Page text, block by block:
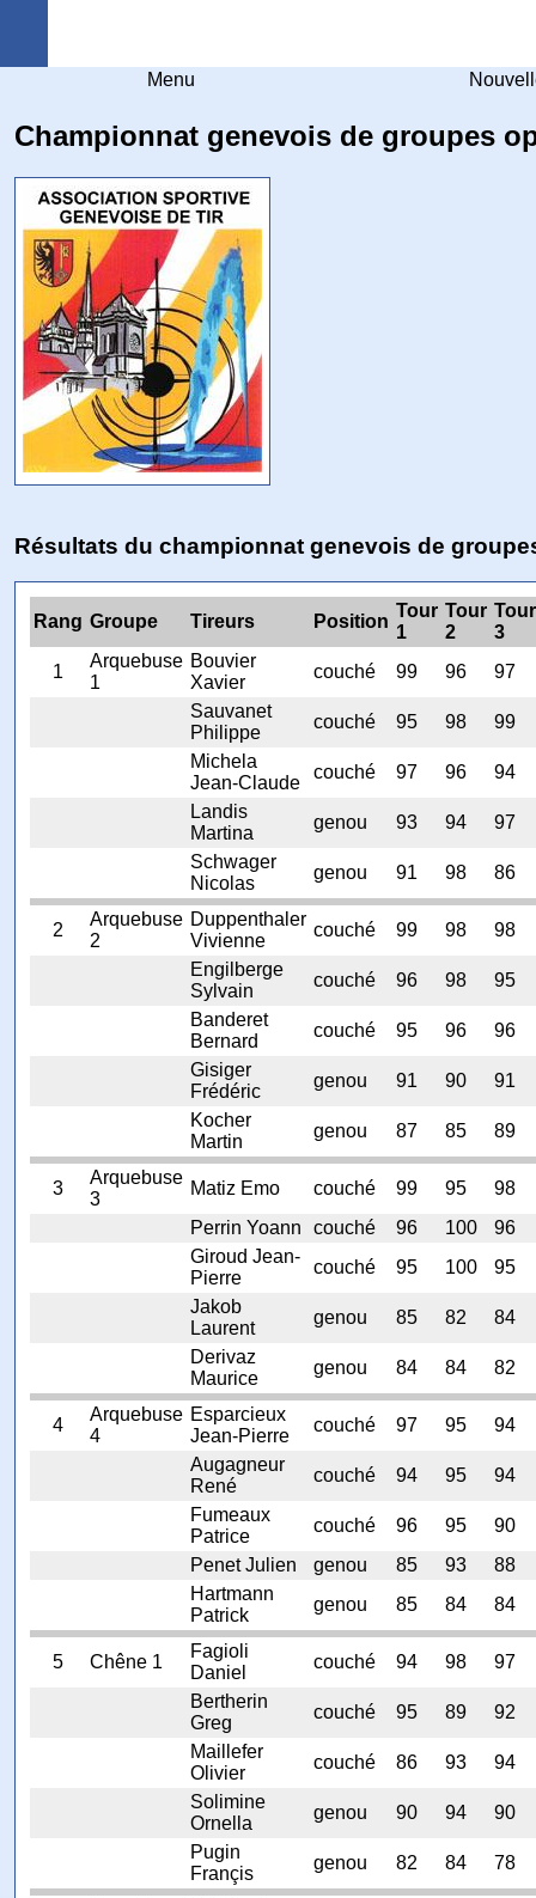
Menu
Championnat genevois de groupes
Résultats du championnat genevois de
Rang Groupe Tireurs Position
Tour
1
Tour
2
Tour
3
1
Arquebuse
1
Bouvier
Xavier
couché 99 96
97
Sauvanet
Philippe
couché 95 98
99
Michela
Jean-Claude
couché 97 96
94
Landis
Martina
genou 93 94
97
Schwager
Nicolas
genou 91 98 86
2
Arquebuse
2
Duppenthaler
Vivienne
couché 99 98
98
Engilberge
Sylvain
couché 96 98
95
Banderet
Bernard
couché 95 96
96
Gisiger
Frédéric
genou 91 90
91
Kocher
Martin
genou 87 85 89
3
Arquebuse
3
Matiz Emo couché 99 95
98
Perrin Yoann
couché 96 100
96
Giroud Jean-
Pierre
couché 95 100
95
Jakob
Laurent
genou 85 82
84
Derivaz
Maurice
genou 84 84 82
4
Arquebuse
4
Esparcieux
Jean-Pierre
couché 97 95
94
Augagneur
René
couché 94 95
94
Fumeaux
Patrice
couché 96 95
90
Penet Julien
genou 85 93
88
Hartmann
Patrick
genou 85 84 84
5 Chêne 1
Fagioli
Daniel
couché 94 98
97
Bertherin
Greg
couché 95 89
92
Maillefer
Olivier
couché 86 93
94
Solimine
Ornella
genou 90 94
90
Pugin
Françis
genou 82 84 78